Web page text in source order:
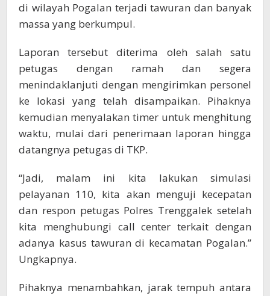
di wilayah Pogalan terjadi tawuran dan banyak
massa yang berkumpul.
Laporan tersebut diterima oleh salah satu
petugas dengan ramah dan segera
menindaklanjuti dengan mengirimkan personel
ke lokasi yang telah disampaikan. Pihaknya
kemudian menyalakan timer untuk menghitung
waktu, mulai dari penerimaan laporan hingga
datangnya petugas di TKP.
“Jadi, malam ini kita lakukan simulasi
pelayanan 110, kita akan menguji kecepatan
dan respon petugas Polres Trenggalek setelah
kita menghubungi call center terkait dengan
adanya kasus tawuran di kecamatan Pogalan.”
Ungkapnya.
Pihaknya menambahkan, jarak tempuh antara